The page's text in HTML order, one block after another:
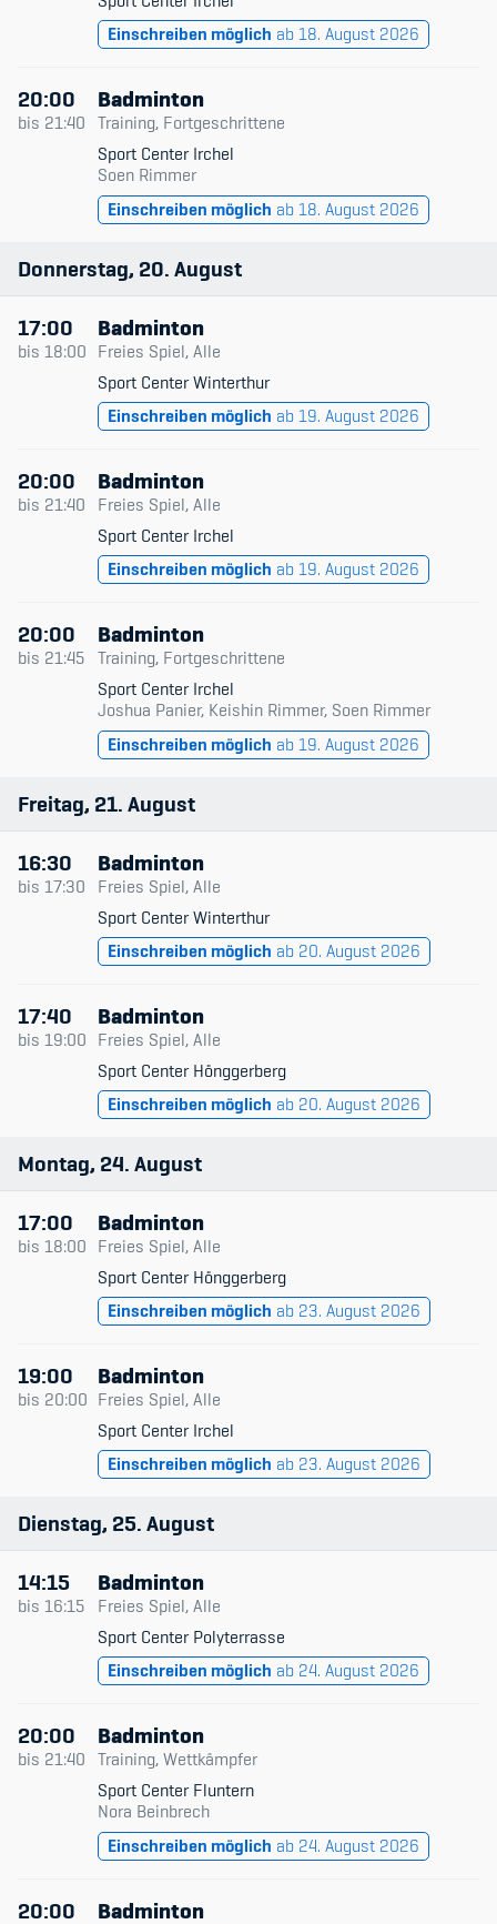
Einschreiben möglich ab 18. August 2026
20:00
bis 21:40
Badminton
Training, Fortgeschrittene
Sport Center Irchel
Soen Rimmer
Einschreiben möglich ab 18. August 2026
Donnerstag 20 August
17:00
bis 18:00
Badminton
Freies Spiel, Alle
Sport Center Winterthur
Einschreiben möglich ab 19. August 2026
20:00
bis 21:40
Badminton
Freies Spiel, Alle
Sport Center Irchel
Einschreiben möglich ab 19. August 2026
20:00
bis 21:45
Badminton
Training, Fortgeschrittene
Sport Center Irchel
Joshua Panier, Keishin Rimmer, Soen Rimmer
Einschreiben möglich ab 19. August 2026
Freitag 21 August
16:30
bis 17:30
Badminton
Freies Spiel, Alle
Sport Center Winterthur
Einschreiben möglich ab 20. August 2026
17:40
bis 19:00
Badminton
Freies Spiel, Alle
Sport Center Hönggerberg
Einschreiben möglich ab 20. August 2026
Montag 24 August
17:00
bis 18:00
Badminton
Freies Spiel, Alle
Sport Center Hönggerberg
Einschreiben möglich ab 23. August 2026
19:00
bis 20:00
Badminton
Freies Spiel, Alle
Sport Center Irchel
Einschreiben möglich ab 23. August 2026
Dienstag 25 August
14:15
bis 16:15
Badminton
Freies Spiel, Alle
Sport Center Polyterrasse
Einschreiben möglich ab 24. August 2026
20:00
bis 21:40
Badminton
Training, Wettkämpfer
Sport Center Fluntern
Nora Beinbrech
Einschreiben möglich ab 24. August 2026
20:00 Badminton